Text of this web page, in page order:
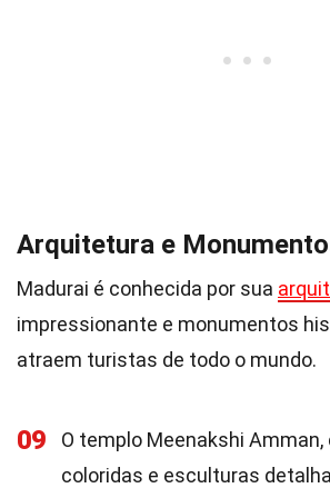
Arquitetura e
Madurai é conhecida por sua
impressionante e monumentos
atraem turistas de todo o mundo.
09
O templo Meenakshi
coloridas e esculturas